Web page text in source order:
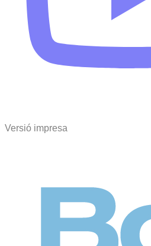
Versió impresa